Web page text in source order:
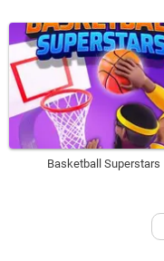
Basketball Superstars